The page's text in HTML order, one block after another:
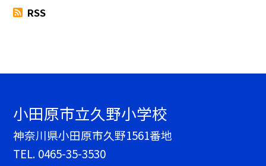
RSS
小田原市立久野小学校
神奈川県小田原市久野1561番地
TEL. 0465-35-3530